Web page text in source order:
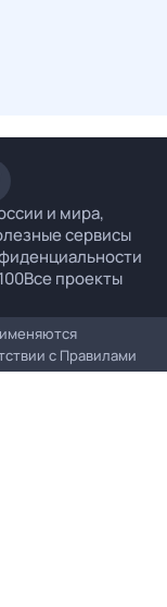
и мира,
сервисы
Все проекты
с Правилами